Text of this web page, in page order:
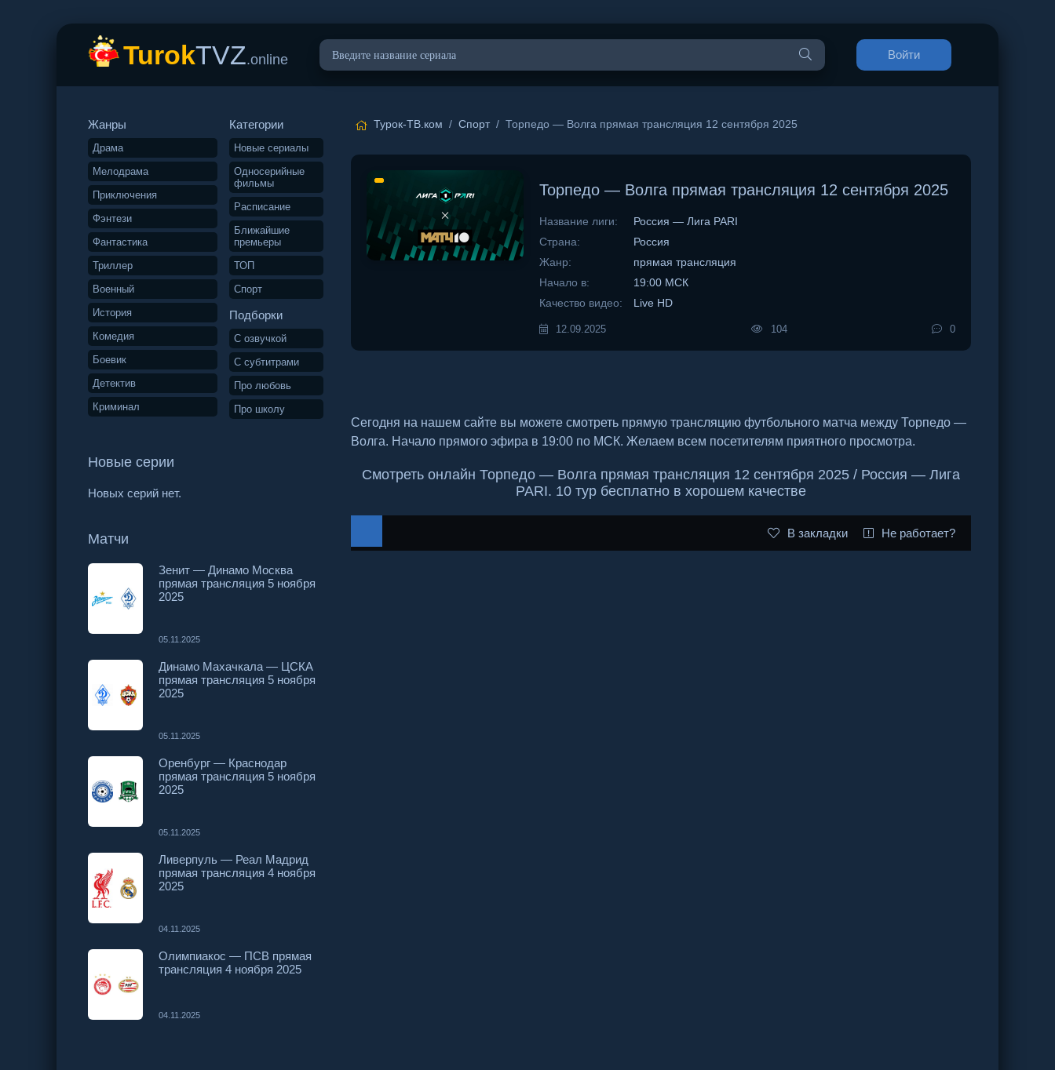
TurokTVZ.online Войти
Жанры
Драма
Мелодрама
Приключения
Фэнтези
Фантастика
Триллер
Военный
История
Комедия
Боевик
Детектив
Криминал
Категории
Новые сериалы
Односерийные
фильмы
Расписание
Ближайшие
премьеры
ТОП
Спорт
Подборки
С озвучкой
С субтитрами
Про любовь
Про школу
Новые серии
Новых серий нет.
Матчи
Зенит — Динамо Москва
прямая трансляция 5 ноября
2025
05.11.2025
Динамо Махачкала — ЦСКА
прямая трансляция 5 ноября
2025
05.11.2025
Оренбург — Краснодар
прямая трансляция 5 ноября
2025
05.11.2025
Ливерпуль — Реал Мадрид
прямая трансляция 4 ноября
2025
04.11.2025
Олимпиакос — ПСВ прямая
трансляция 4 ноября 2025
04.11.2025
Турок-ТВ.ком / Спорт/ Торпедо — Волга прямая трансляция 12 сентября 2025
Торпедо — Волга прямая трансляция 12 сентября 2025
Название лиги:
Россия — Лига PARI
Страна:
Россия
Жанр:
прямая трансляция
Начало в:
19:00 МСК
Качество видео:
Live HD
12.09.2025 104 0
Сегодня на нашем сайте вы можете смотреть прямую трансляцию футбольного матча между Торпедо —
Волга. Начало прямого эфира в 19:00 по МСК. Желаем всем посетителям приятного просмотра.
Смотреть онлайн Торпедо — Волга прямая трансляция 12 сентября 2025 / Россия — Лига
PARI. 10 тур бесплатно в хорошем качестве
В закладки Не работает?